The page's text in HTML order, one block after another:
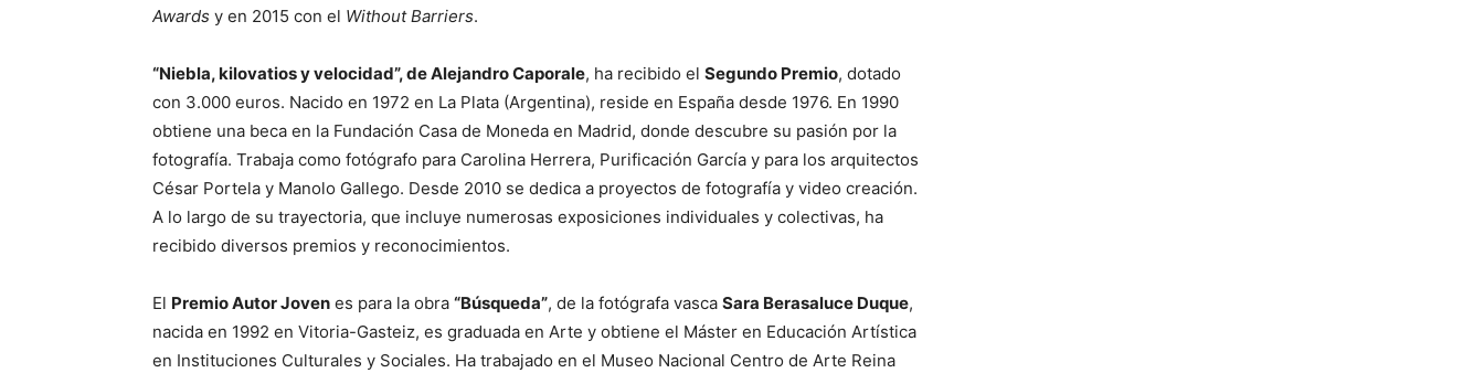
Awards y en 2015 con el Without Barriers.
“Niebla, kilovatios y velocidad”, de Alejandro Caporale, ha recibido el Segundo Premio, dotado
con 3.000 euros. Nacido en 1972 en La Plata (Argentina), reside en España desde 1976. En 1990
obtiene una beca en la Fundación Casa de Moneda en Madrid, donde descubre su pasión por la
fotografía. Trabaja como fotógrafo para Carolina Herrera, Purificación García y para los arquitectos
César Portela y Manolo Gallego. Desde 2010 se dedica a proyectos de fotografía y video creación.
A lo largo de su trayectoria, que incluye numerosas exposiciones individuales y colectivas, ha
recibido diversos premios y reconocimientos.
El Premio Autor Joven es para la obra “Búsqueda”, de la fotógrafa vasca Sara Berasaluce Duque,
nacida en 1992 en Vitoria-Gasteiz, es graduada en Arte y obtiene el Máster en Educación Artística
en Instituciones Culturales y Sociales. Ha trabajado en el Museo Nacional Centro de Arte Reina